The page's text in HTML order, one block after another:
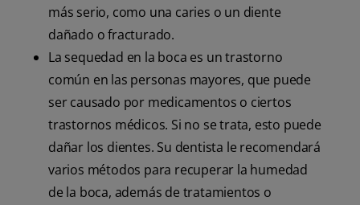
más serio, como una caries o un diente
dañado o fracturado.
La sequedad en la boca es un trastorno
común en las personas mayores, que puede
ser causado por medicamentos o ciertos
trastornos médicos. Si no se trata, esto puede
dañar los dientes. Su dentista le recomendará
varios métodos para recuperar la humedad
de la boca, además de tratamientos o